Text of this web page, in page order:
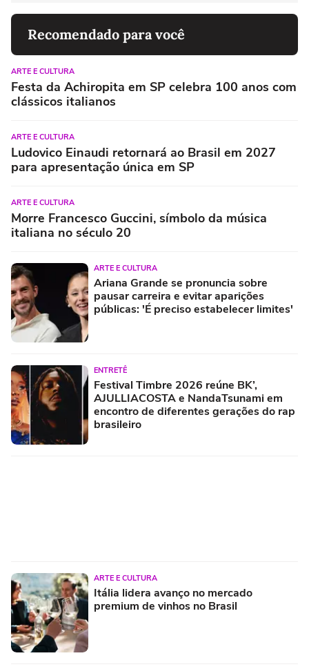
Recomendado para você
ARTE E CULTURA
Festa da Achiropita em SP celebra 100 anos com
clássicos italianos
ARTE E CULTURA
Ludovico Einaudi retornará ao Brasil em 2027
para apresentação única em SP
ARTE E CULTURA
Morre Francesco Guccini, símbolo da música
italiana no século 20
ARTE E CULTURA
Ariana Grande se pronuncia sobre
pausar carreira e evitar aparições
públicas: 'É preciso estabelecer limites'
ENTRETÊ
Festival Timbre 2026 reúne BK’,
AJULLIACOSTA e NandaTsunami em
encontro de diferentes gerações do rap
brasileiro
ARTE E CULTURA
Itália lidera avanço no mercado
premium de vinhos no Brasil